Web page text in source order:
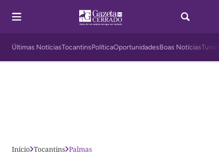
Últimas NotíciasTocantinsPolíticaOportunidadesBoas Notícias
Início Tocantins Palmas